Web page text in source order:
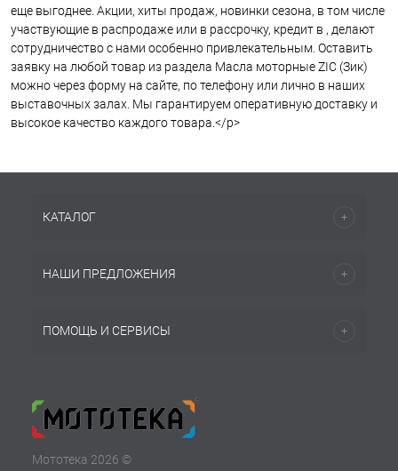
еще выгоднее. Акции, хиты продаж, новинки сезона, в том числе
участвующие в распродаже или в рассрочку, кредит в , делают
сотрудничество с нами особенно привлекательным. Оставить
заявку на любой товар из раздела Масла моторные ZIC (Зик)
можно через форму на сайте, по телефону или лично в наших
выставочных залах. Мы гарантируем оперативную доставку и
высокое качество каждого товара.</p>
КАТАЛОГ
НАШИ ПРЕДЛОЖЕНИЯ
ПОМОЩЬ И СЕРВИСЫ
Мототека 2026 ©